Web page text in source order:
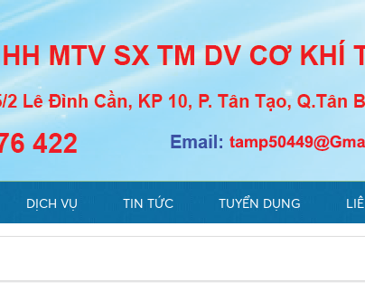
DỊCH VỤ TIN TỨC TUYỂN DỤNG